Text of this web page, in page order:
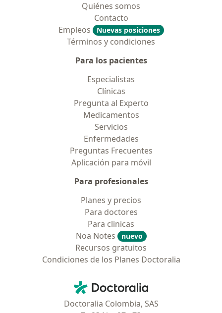
Quiénes somos
Contacto
Empleos
Nuevas posiciones
Términos y condiciones
Para los pacientes
Especialistas
Clínicas
Pregunta al Experto
Medicamentos
Servicios
Enfermedades
Preguntas Frecuentes
Aplicación para móvil
Para profesionales
Planes y precios
Para doctores
Para clinicas
Noa Notes
nuevo
Recursos gratuitos
Condiciones de los Planes Doctoralia
Doctoralia - Página de inicio
Doctoralia Colombia, SAS